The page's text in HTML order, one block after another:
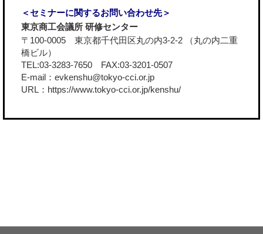
＜セミナーに関するお問い合わせ先＞
東京商工会議所 研修センター
〒100-0005 東京都千代田区丸の内3-2-2 （丸の内二重
橋ビル）
TEL:03-3283-7650 FAX:03-3201-0507
E-mail：evkenshu@tokyo-cci.or.jp
URL： https://www.tokyo-cci.or.jp/kenshu/